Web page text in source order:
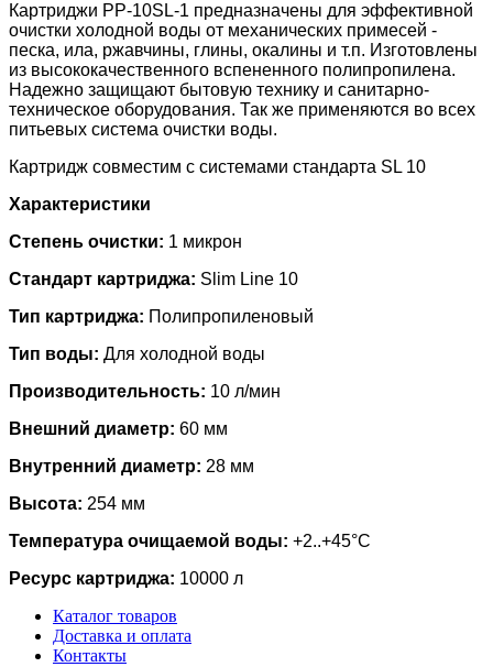
Картриджи PP-10SL-1 предназначены для эффективной
очистки холодной воды от механических примесей -
песка, ила, ржавчины, глины, окалины и т.п. Изготовлены
из высококачественного вспененного полипропилена.
Надежно защищают бытовую технику и санитарно-
техническое оборудования. Так же применяются во всех
питьевых система очистки воды.
Картридж совместим с системами стандарта SL 10
Характеристики
Степень очистки: 1 микрон
Стандарт картриджа: Slim Line 10
Тип картриджа: Полипропиленовый
Тип воды: Для холодной воды
Производительность: 10 л/мин
Внешний диаметр: 60 мм
Внутренний диаметр: 28 мм
Высота: 254 мм
Температура очищаемой воды: +2..+45°С
Ресурс картриджа: 10000 л
Каталог товаров
Доставка и оплата
Контакты